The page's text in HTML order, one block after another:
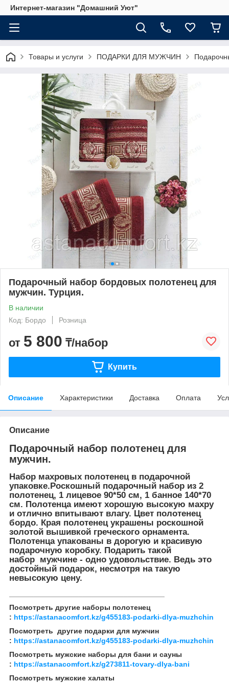
Интернет-магазин "Домашний Уют"
Товары и услуги ПОДАРКИ ДЛЯ МУЖЧИН
Подарочный набор бордовых полотенец для
мужчин. Турция.
В наличии
Код: Бордо
Розница
от 5 800 ₸/набор
Купить
Описание Характеристики Доставка Оплата
Описание
Подарочный набор полотенец для
мужчин.
Набор махровых полотенец в подарочной
упаковке.Роскошный подарочный набор из 2
полотенец, 1 лицевое 90*50 см, 1 банное 140*70
см. Полотенца имеют хорошую высокую махру
и отлично впитывают влагу. Цвет полотенец
бордо. Края полотенец украшены роскошной
золотой вышивкой греческого орнамента.
Полотенца упакованы в дорогую и красивую
подарочную коробку. Подарить такой
набор мужчине - одно удовольствие. Ведь это
достойный подарок, несмотря на такую
невысокую цену.
Посмотреть другие наборы полотенец
: https://astanacomfort.kz/g455183-podarki-dlya-muzhchin
Посмотреть другие подарки для мужчин
: https://astanacomfort.kz/g455183-podarki-dlya-muzhchin
Посмотреть мужские наборы для бани и сауны
: https://astanacomfort.kz/g273811-tovary-dlya-bani
Посмотреть мужские халаты